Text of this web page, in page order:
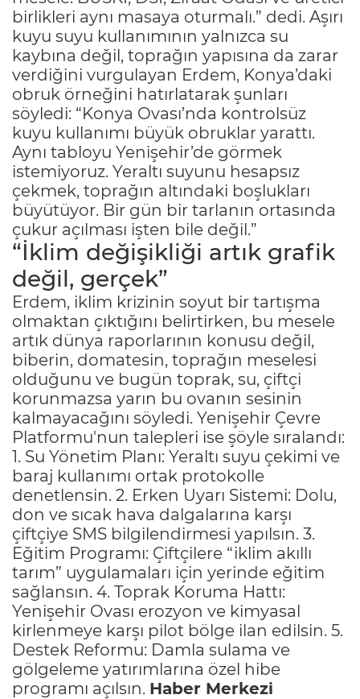
birlikleri aynı masaya oturmalı.” dedi. Aşırı
kuyu suyu kullanımının yalnızca su
kaybına değil, toprağın yapısına da zarar
verdiğini vurgulayan Erdem, Konya’daki
obruk örneğini hatırlatarak şunları
söyledi: “Konya Ovası’nda kontrolsüz
kuyu kullanımı büyük obruklar yarattı.
Aynı tabloyu Yenişehir’de görmek
istemiyoruz. Yeraltı suyunu hesapsız
çekmek, toprağın altındaki boşlukları
büyütüyor. Bir gün bir tarlanın ortasında
çukur açılması işten bile değil.”
“İklim değişikliği artık grafik
değil, gerçek”
Erdem, iklim krizinin soyut bir tartışma
olmaktan çıktığını belirtirken, bu mesele
artık dünya raporlarının konusu değil,
biberin, domatesin, toprağın meselesi
olduğunu ve bugün toprak, su, çiftçi
korunmazsa yarın bu ovanın sesinin
kalmayacağını söyledi. Yenişehir Çevre
Platformu'nun talepleri ise şöyle sıralandı:
1. Su Yönetim Planı: Yeraltı suyu çekimi ve
baraj kullanımı ortak protokolle
denetlensin. 2. Erken Uyarı Sistemi: Dolu,
don ve sıcak hava dalgalarına karşı
çiftçiye SMS bilgilendirmesi yapılsın. 3.
Eğitim Programı: Çiftçilere “iklim akıllı
tarım” uygulamaları için yerinde eğitim
sağlansın. 4. Toprak Koruma Hattı:
Yenişehir Ovası erozyon ve kimyasal
kirlenmeye karşı pilot bölge ilan edilsin. 5.
Destek Reformu: Damla sulama ve
gölgeleme yatırımlarına özel hibe
programı açılsın. Haber Merkezi